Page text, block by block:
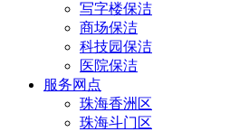
写字楼保洁
商场保洁
科技园保洁
医院保洁
服务网点
珠海香洲区
珠海斗门区